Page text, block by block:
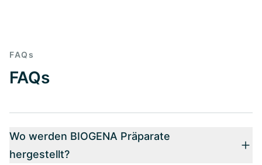
FAQs
FAQs
Wo werden BIOGENA Präparate
hergestellt?